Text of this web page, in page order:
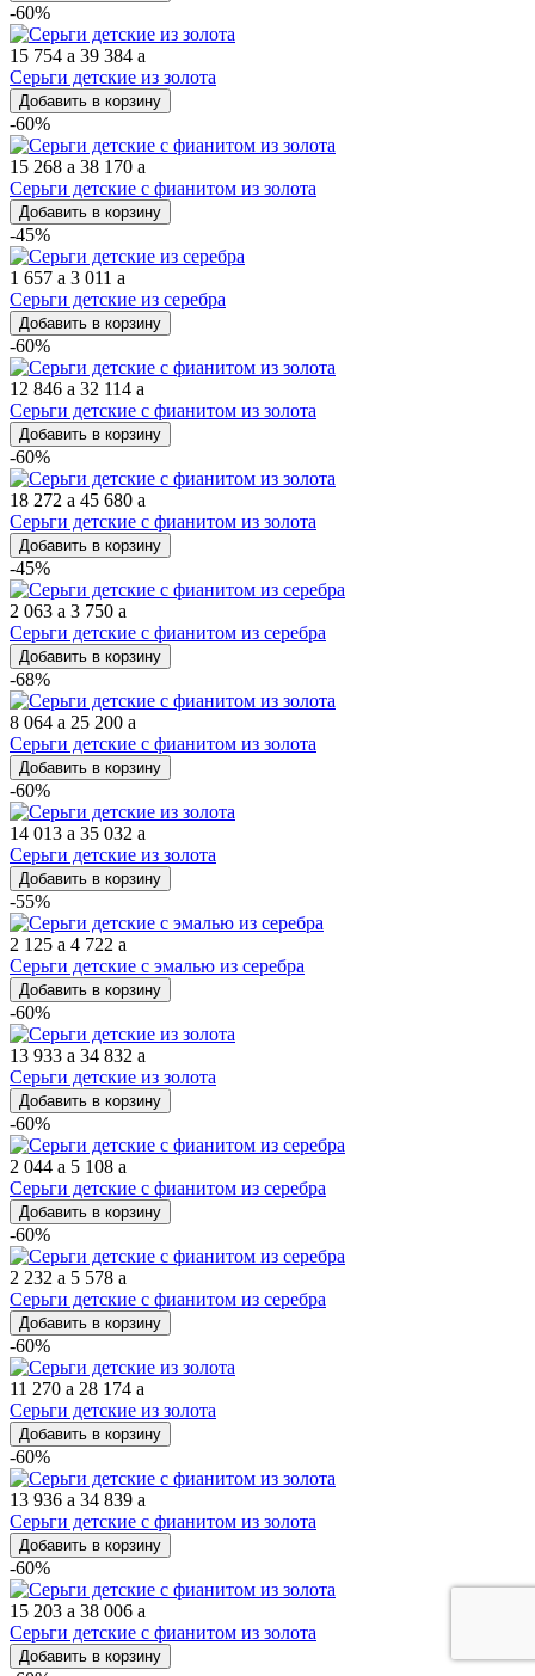
-60%
15 754 a 39 384 a
Серьги детские из золота
Добавить в корзину
-60%
15 268 a 38 170 a
Серьги детские с фианитом из золота
Добавить в корзину
-45%
1 657 a 3 011 a
Серьги детские из серебра
Добавить в корзину
-60%
12 846 a 32 114 a
Серьги детские с фианитом из золота
Добавить в корзину
-60%
18 272 a 45 680 a
Серьги детские с фианитом из золота
Добавить в корзину
-45%
2 063 a 3 750 a
Серьги детские с фианитом из серебра
Добавить в корзину
-68%
8 064 a 25 200 a
Серьги детские с фианитом из золота
Добавить в корзину
-60%
14 013 a 35 032 a
Серьги детские из золота
Добавить в корзину
-55%
2 125 a 4 722 a
Серьги детские с эмалью из серебра
Добавить в корзину
-60%
13 933 a 34 832 a
Серьги детские из золота
Добавить в корзину
-60%
2 044 a 5 108 a
Серьги детские с фианитом из серебра
Добавить в корзину
-60%
2 232 a 5 578 a
Серьги детские с фианитом из серебра
Добавить в корзину
-60%
11 270 a 28 174 a
Серьги детские из золота
Добавить в корзину
-60%
13 936 a 34 839 a
Серьги детские с фианитом из золота
Добавить в корзину
-60%
15 203 a 38 006 a
Серьги детские с фианитом из золота
Добавить в корзину